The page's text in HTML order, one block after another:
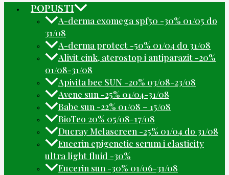
POPUSTI
A-derma exomega spf50 -30% 01/05 do
31/08
A-derma protect -50% 01/04 do 31/08
Alivit cink, aterostop i antiparazit -20%
01/08-31/08
Apivita bee SUN -20% 03/08-23/08
Avene sun -25% 01/04-31/08
Babe sun -22% 01/08 – 15/08
BioTeo 20% 05/08-17/08
Ducray Melascreen -25% 01/04 do 31/08
Eucerin epigenetic serum i elasticity
ultra light fluid -30%
Eucerin sun -30% 01/06-31/08